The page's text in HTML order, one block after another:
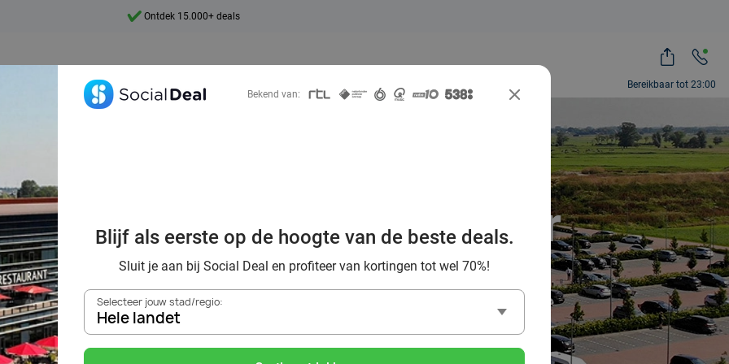
Bereikbaar tot 23:00
Ontdek 15.000+ deals
kwaliteit van het Van der
Valk hotel
Bekend van:
Blijf als eerste op de hoogte van de beste deals.
Sluit je aan bij Social Deal en profiteer van kortingen tot wel 70%!
Selecteer jouw stad/regio:
Hele landet